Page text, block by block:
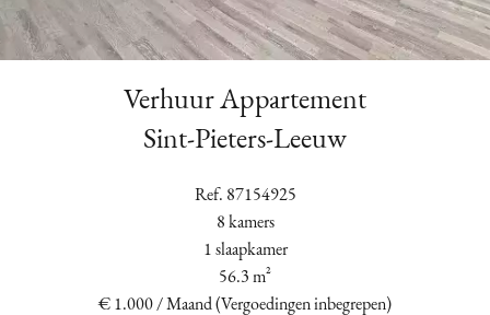
Verhuur Appartement
Sint-Pieters-Leeuw
Ref. 87154925
8 kamers
1 slaapkamer
56.3 m²
€ 1.000 / Maand (Vergoedingen inbegrepen)